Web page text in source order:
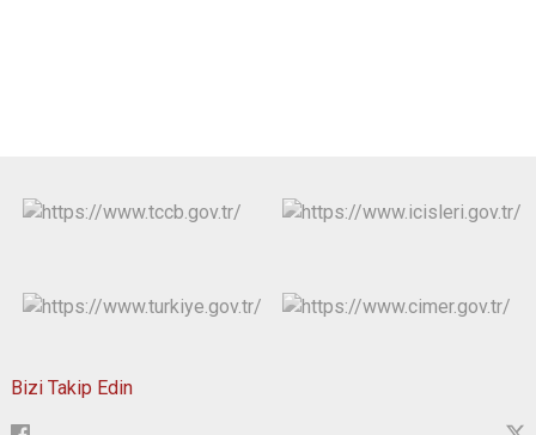
Bizi Takip Edin